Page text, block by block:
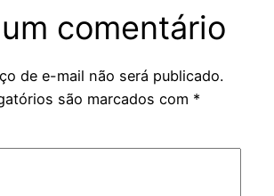
comentário
de e-mail não será publicado.
são marcados com *